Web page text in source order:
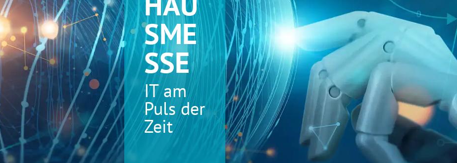
SME
SSE
IT am
Puls der
Zeit